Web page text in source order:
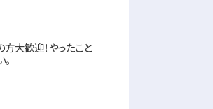
大歓迎！やったこと